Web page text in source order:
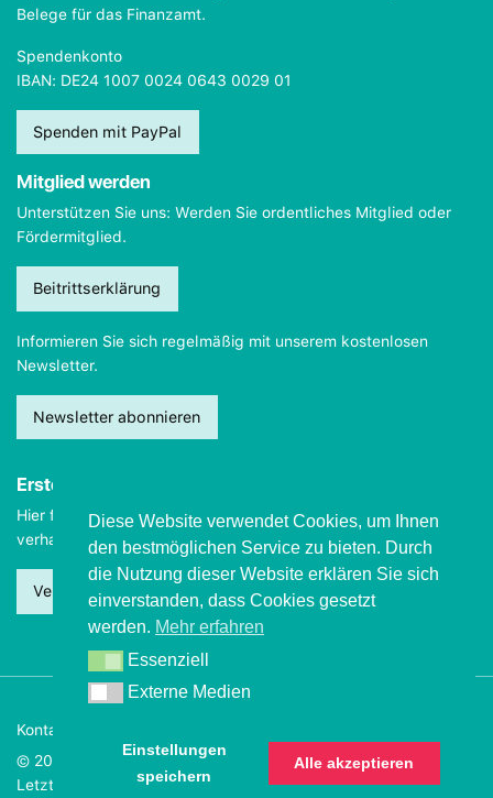
Belege für das Finanzamt.
Spendenkonto
IBAN: DE24 1007 0024 0643 0029 01
Spenden mit PayPal
Mitglied werden
Unterstützen Sie uns: Werden Sie ordentliches Mitglied oder
Fördermitglied.
Beitrittserklärung
Informieren Sie sich regelmäßig mit unserem kostenlosen
Newsletter.
Newsletter abonnieren
Erste Hilfe
Hier finden Sie wichtige Informationen, wie Sie sichim Notfall
verhalten sollten.
Verhalten beim Grand mal
Kontakt
© 2026 Deutsche Epilepsievereinigung
Letzte Aktualisierung dieser Seite: 23. Dezember 2022
Diese Website verwendet Cookies, um Ihnen
den bestmöglichen Service zu bieten. Durch
die Nutzung dieser Website erklären Sie sich
einverstanden, dass Cookies gesetzt
werden. Mehr erfahren
EssenziellEssenziell
Externe Medien
Externe Medien
Einstellungen
speichern
Alle akzeptieren